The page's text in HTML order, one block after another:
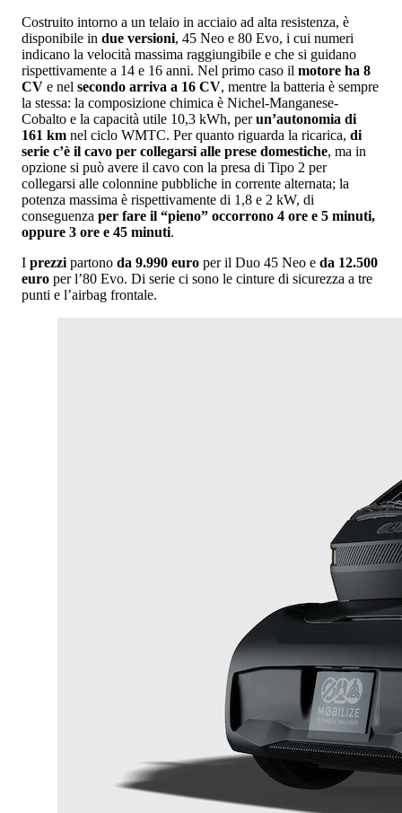
Costruito intorno a un telaio in acciaio ad alta resistenza, è
disponibile in due versioni, 45 Neo e 80 Evo, i cui numeri
indicano la velocità massima raggiungibile e che si guidano
rispettivamente a 14 e 16 anni. Nel primo caso il motore ha 8
CV e nel secondo arriva a 16 CV, mentre la batteria è sempre
la stessa: la composizione chimica è Nichel-Manganese-
Cobalto e la capacità utile 10,3 kWh, perun’autonomia di
161 km nel ciclo WMTC. Per quanto riguarda la ricarica, di
serie c’è il cavo per collegarsi alle prese domestiche, ma in
opzione si può avere il cavo con la presa di Tipo 2 per
collegarsi alle colonnine pubbliche in corrente alternata; la
potenza massima è rispettivamente di 1,8 e 2 kW, di
conseguenza per fare il “pieno” occorrono 4 ore e 5 minuti,
oppure 3 ore e 45 minuti.
I prezzi partono da 9.990 euro per il Duo 45 Neo e da 12.500
euro per l’80 Evo. Di serie ci sono le cinture di sicurezza a tre
punti e l’airbag frontale.